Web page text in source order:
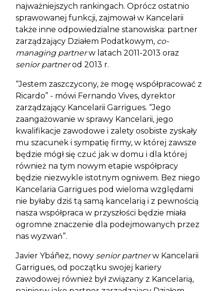
najważniejszych rankingach. Oprócz ostatnio
sprawowanej funkcji, zajmował w Kancelarii
także inne odpowiedzialne stanowiska: partner
zarządzający Działem Podatkowym, co-
managing partnerw latach 2011-2013 oraz
senior partnerod 2013 r.
“Jestem zaszczycony, że mogę współpracować z
Ricardo” - mówi Fernando Vives, dyrektor
zarządzający Kancelarii Garrigues. “Jego
zaangażowanie w sprawy Kancelarii, jego
kwalifikacje zawodowe i zalety osobiste zyskały
mu szacunek i sympatię firmy, w której zawsze
będzie mógł się czuć jak w domu i dla której
również na tym nowym etapie współpracy
będzie niezwykle istotnym ogniwem. Bez niego
Kancelaria Garrigues pod wieloma względami
nie byłaby dziś tą samą kancelarią i z pewnością
nasza współpraca w przyszłości będzie miała
ogromne znaczenie dla podejmowanych przez
nas wyzwań”.
Javier Ybáñez, nowy senior partnerw Kancelarii
Garrigues, od początku swojej kariery
zawodowej również był związany z Kancelarią,